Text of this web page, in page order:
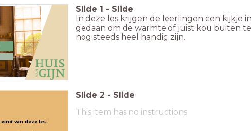
Slide 1 - Slide
In deze les krijgen de leerlingen een kijkje
gedaan om de warmte of juist kou buiten
nog steeds heel handig zijn.
eind van deze les:
Slide 2 - Slide
This item has no instructions